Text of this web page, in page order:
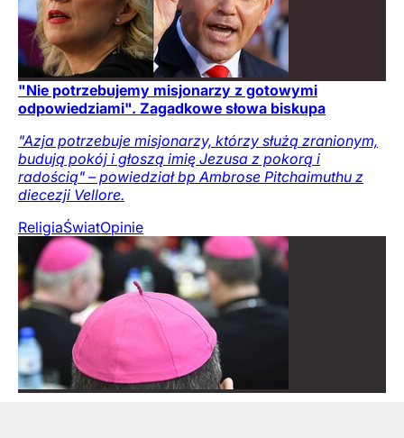
"Nie potrzebujemy misjonarzy z gotowymi
odpowiedziami". Zagadkowe słowa biskupa
"Azja potrzebuje misjonarzy, którzy służą zranionym,
budują pokój i głoszą imię Jezusa z pokorą i
radością" – powiedział bp Ambrose Pitchaimuthu z
diecezji Vellore.
ReligiaŚwiatOpinie